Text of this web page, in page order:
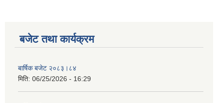
बजेट तथा कार्यक्रम
बार्षिक बजेट २०८३।८४
मिति: 06/25/2026 - 16:29